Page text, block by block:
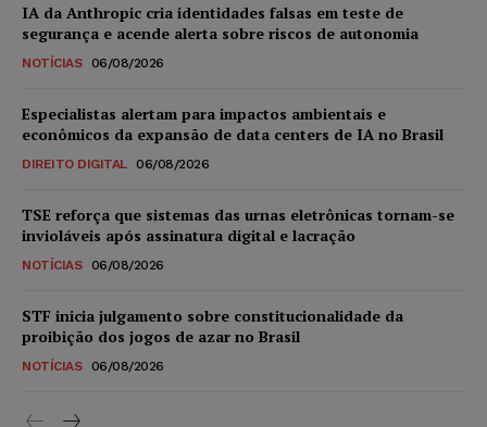
IA da Anthropic cria identidades falsas em teste de
segurança e acende alerta sobre riscos de autonomia
NOTÍCIAS 06/08/2026
Especialistas alertam para impactos ambientais e
econômicos da expansão de data centers de IA no Brasil
DIREITO DIGITAL 06/08/2026
TSE reforça que sistemas das urnas eletrônicas tornam-se
invioláveis após assinatura digital e lacração
NOTÍCIAS 06/08/2026
STF inicia julgamento sobre constitucionalidade da
proibição dos jogos de azar no Brasil
NOTÍCIAS 06/08/2026